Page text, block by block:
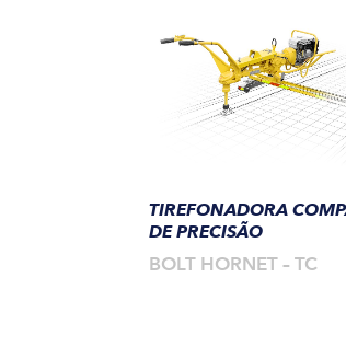
TIREFONADORA
DE PRECISÃO
BOLT HORNET – TC